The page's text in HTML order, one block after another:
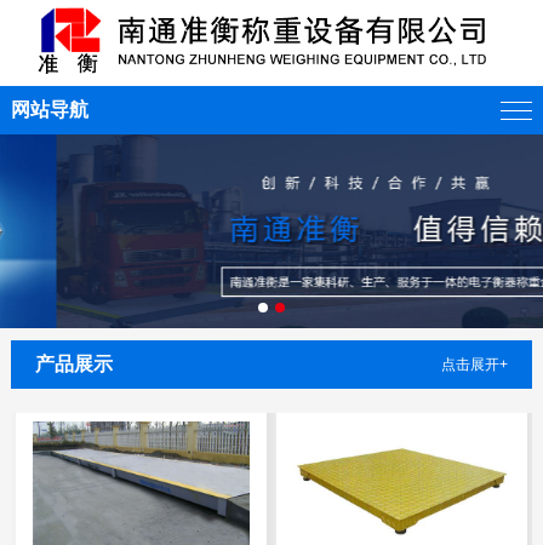
网站导航
产品展示 点击展开+
SCS-P系列电子台秤
立体包装机 数字式电子汽车衡